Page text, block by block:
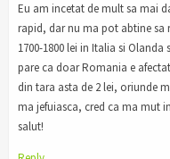
Eu am incetat de mult sa mai
rapid, dar nu ma pot abtine sa
1700-1800 lei in Italia si
pare ca doar Romania e
din tara asta de 2 lei, oriunde
ma jefuiasca, cred ca ma mut
salut!